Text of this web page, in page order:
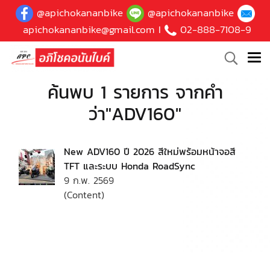
@apichokananbike
@apichokananbike
apichokananbike@gmail.com I 02-888-7108-9
ค้นพบ 1 รายการ จากคำ
ว่า"ADV160"
New ADV160 ปี 2026 สีใหม่พร้อมหน้าจอสี
TFT และระบบ Honda RoadSync
9 ก.พ. 2569
(Content)